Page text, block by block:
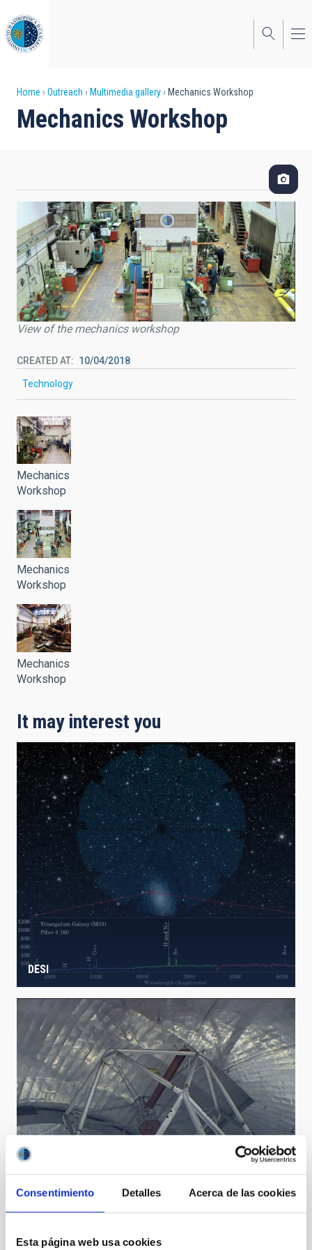
Consentimiento Detalles Acerca de las cookies
Esta página web usa cookies
to
main
content
Breadcrumb
Home Outreach Multimedia gallery Mechanics Workshop
Mechanics Workshop
View of the mechanics workshop
CREATED AT 10/04/2018
Technology
Mechanics
Workshop
Mechanics
Workshop
Mechanics
Workshop
It may interest you
DESI